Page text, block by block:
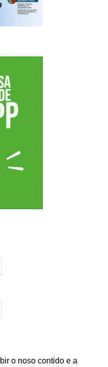
o noso contido e a